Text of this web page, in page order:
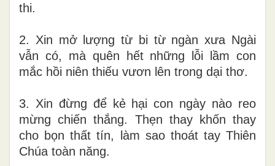
thi.
2. Xin mở lượng từ bi từ ngàn xưa Ngài
vẫn có, mà quên hết những lỗi lầm con
mắc hồi niên thiếu vươn lên trong dại thơ.
3. Xin đừng để kẻ hại con ngày nào reo
mừng chiến thắng. Thẹn thay khốn thay
cho bọn thất tín, làm sao thoát tay Thiên
Chúa toàn năng.